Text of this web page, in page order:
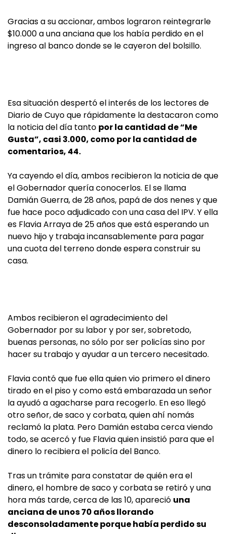
Gracias a su accionar, ambos lograron reintegrarle
$10.000 a una anciana que los había perdido en el
ingreso al banco donde se le cayeron del bolsillo.
Esa situación despertó el interés de los lectores de
Diario de Cuyo que rápidamente la destacaron como
la noticia del día tanto por la cantidad de “Me
Gusta”, casi 3.000, como por la cantidad de
comentarios, 44.
Ya cayendo el día, ambos recibieron la noticia de que
el Gobernador quería conocerlos. El se llama
Damián Guerra, de 28 años, papá de dos nenes y que
fue hace poco adjudicado con una casa del IPV. Y ella
es Flavia Arraya de 25 años que está esperando un
nuevo hijo y trabaja incansablemente para pagar
una cuota del terreno donde espera construir su
casa.
Ambos recibieron el agradecimiento del
Gobernador por su labor y por ser, sobretodo,
buenas personas, no sólo por ser policías sino por
hacer su trabajo y ayudar a un tercero necesitado.
Flavia contó que fue ella quien vio primero el dinero
tirado en el piso y como está embarazada un señor
la ayudó a agacharse para recogerlo. En eso llegó
otro señor, de saco y corbata, quien ahí nomás
reclamó la plata. Pero Damián estaba cerca viendo
todo, se acercó y fue Flavia quien insistió para que el
dinero lo recibiera el policía del Banco.
Tras un trámite para constatar de quién era el
dinero, el hombre de saco y corbata se retiró y una
hora más tarde, cerca de las 10, apareció una
anciana de unos 70 años llorando
desconsoladamente porque había perdido su